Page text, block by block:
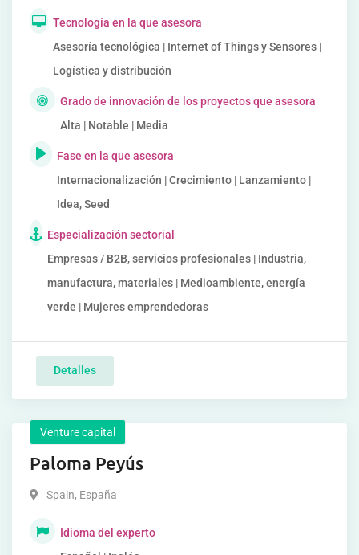
Tecnología en la que asesora
Asesoría tecnológica | Internet of Things y Sensores |
Logística y distribución
Grado de innovación de los proyectos que asesora
Alta | Notable | Media
Fase en la que asesora
Internacionalización | Crecimiento | Lanzamiento |
Idea, Seed
Especialización sectorial
Empresas / B2B, servicios profesionales | Industria,
manufactura, materiales | Medioambiente, energía
verde | Mujeres emprendedoras
Detalles
Venture capital
Paloma Peyús
Spain, España
Idioma del experto